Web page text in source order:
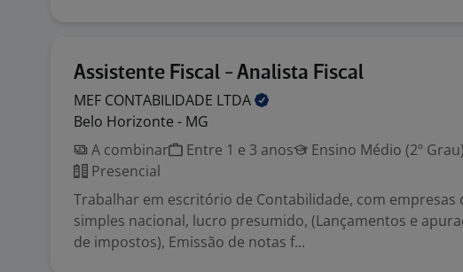
Assistente Fiscal - Analista Fiscal
MEF CONTABILIDADE LTDA
Belo Horizonte - MG
A combinar
Entre 1 e 3 anos
Ensino Médio (2º Grau)
Presencial
Trabalhar em escritório de Contabilidade, com empresas
simples nacional, lucro presumido, (Lançamentos e
de impostos), Emissão de notas f...